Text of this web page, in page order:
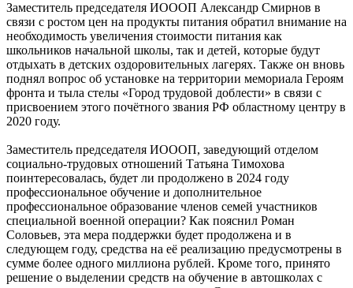
Заместитель председателя ИОООП Александр Смирнов в
связи с ростом цен на продукты питания обратил внимание на
необходимость увеличения стоимости питания как
школьников начальной школы, так и детей, которые будут
отдыхать в детских оздоровительных лагерях. Также он вновь
поднял вопрос об установке на территории мемориала Героям
фронта и тыла стелы «Город трудовой доблести» в связи с
присвоением этого почётного звания РФ областному центру в
2020 году.
Заместитель председателя ИОООП, заведующий отделом
социально-трудовых отношений Татьяна Тимохова
поинтересовалась, будет ли продолжено в 2024 году
профессиональное обучение и дополнительное
профессиональное образование членов семей участников
специальной военной операции? Как пояснил Роман
Соловьев, эта мера поддержки будет продолжена и в
следующем году, средства на её реализацию предусмотрены в
сумме более одного миллиона рублей. Кроме того, принято
решение о выделении средств на обучение в автошколах с